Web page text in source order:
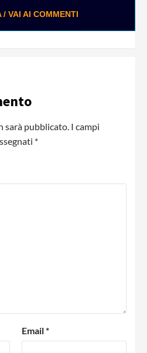
/ VAI AI COMMENTI
sarà pubblicato. I campi
*
Email*